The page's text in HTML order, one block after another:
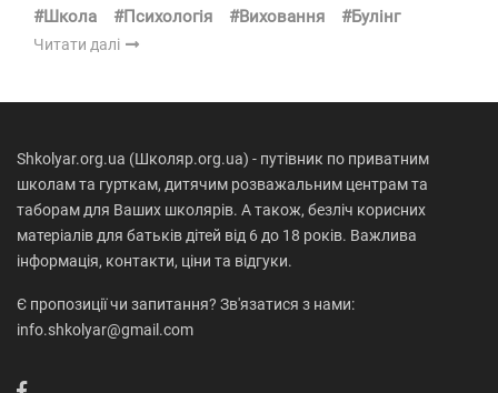
#Школа #Психологія #Виховання #Булінг
Читати далі
Shkolyar.org.ua (Школяр.org.ua) - путівник по приватним
школам та гурткам, дитячим розважальним центрам та
таборам для Ваших школярів. А також, безліч корисних
матеріалів для батьків дітей від 6 до 18 років. Важлива
інформація, контакти, ціни та відгуки.
Є пропозиції чи запитання? Зв'язатися з нами:
info.shkolyar@gmail.com